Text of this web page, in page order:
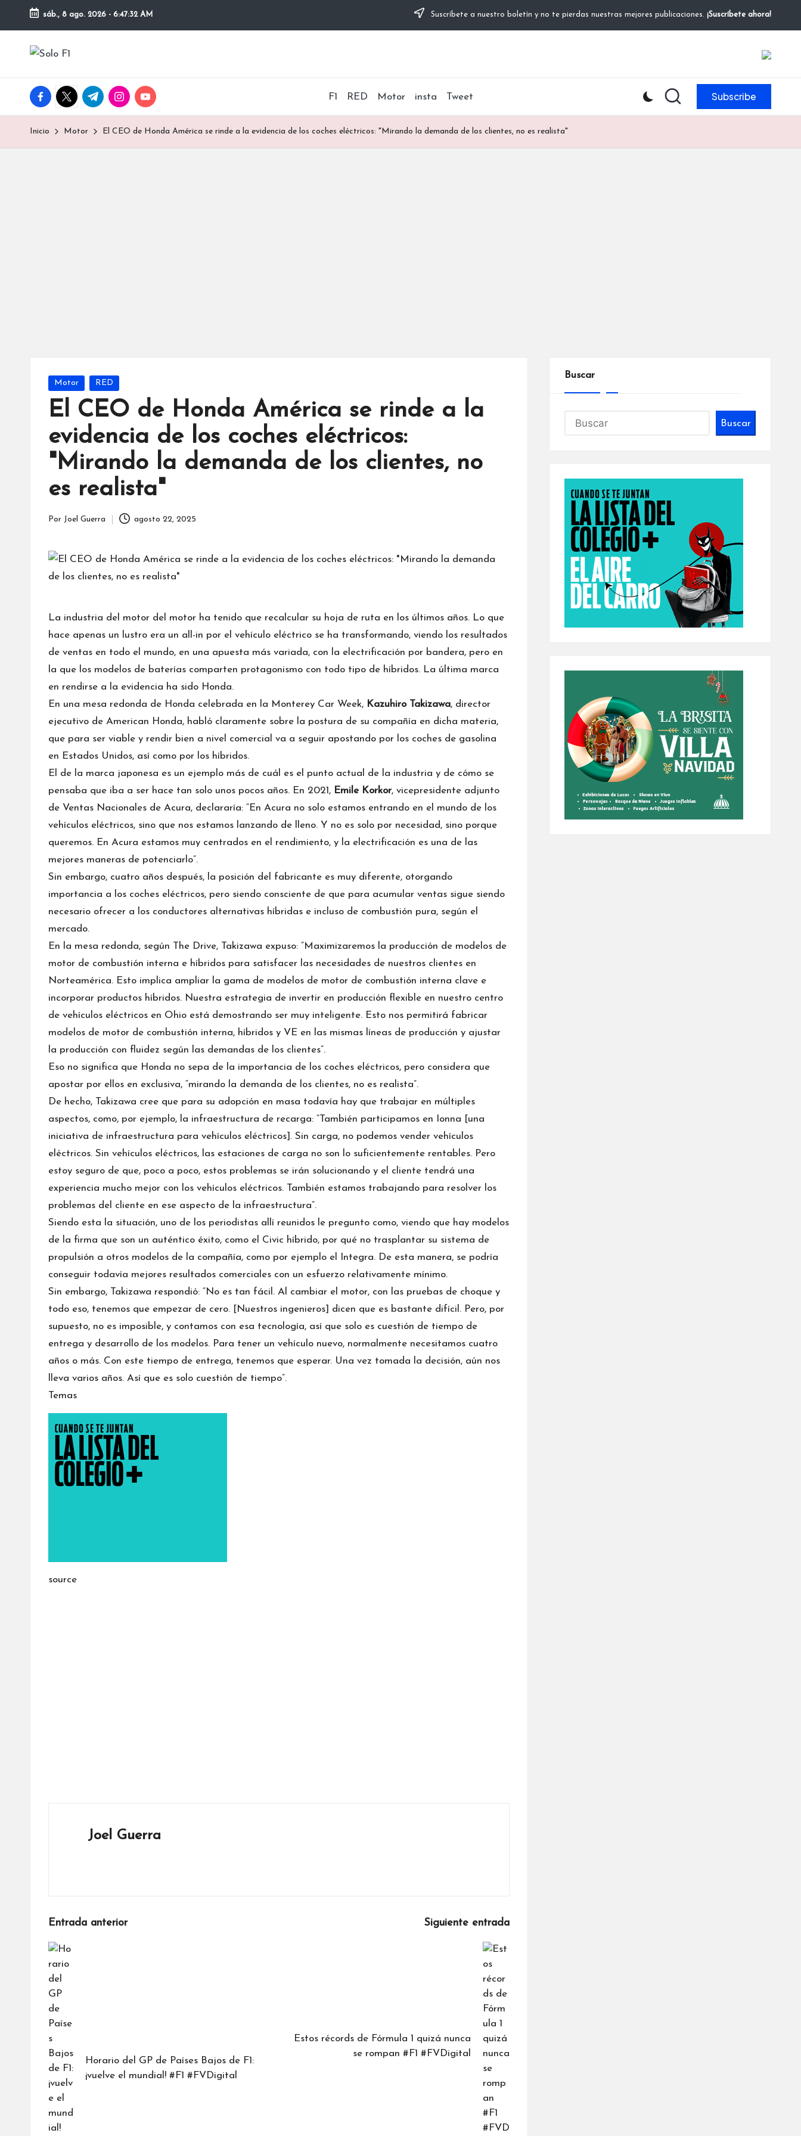
Saltar
sáb., 8 ago. 2026 - 6:47:33 AM Suscríbete a nuestro boletín y no te pierdas nuestras mejores publicaciones. ¡Suscríbete ahora!
S
o
l
o
Para
de
la
F1
facebook.com
twitter.com
t.me instagram.com
youtube.com F1 RED Motor insta Tweet Subscribe
Inicio Motor El CEO de Honda América se rinde a la evidencia de los coches eléctricos: "Mirando la demanda de los clientes, no es realista"
Publicada
en
Motor RED
El CEO de Honda América se rinde a la
evidencia de los coches eléctricos:
"Mirando la demanda de los clientes, no
es realista"
Por Joel Guerra agosto 22, 2025
La industria del motor del motor ha tenido que recalcular su hoja de ruta en los últimos años. Lo que
hace apenas un lustro era un all-in por el vehículo eléctrico se ha transformando, viendo los resultados
de ventas en todo el mundo, en una apuesta más variada, con la electrificación por bandera, pero en
la que los modelos de baterías comparten protagonismo con todo tipo de híbridos. La última marca
en rendirse a la evidencia ha sido Honda.
En una mesa redonda de Honda celebrada en la Monterey Car Week, Kazuhiro Takizawa, director
ejecutivo de American Honda, habló claramente sobre la postura de su compañía en dicha materia,
que para ser viable y rendir bien a nivel comercial va a seguir apostando por los coches de gasolina
en Estados Unidos, así como por los híbridos.
El de la marca japonesa es un ejemplo más de cuál es el punto actual de la industria y de cómo se
pensaba que iba a ser hace tan solo unos pocos años. En 2021, Emile Korkor, vicepresidente adjunto
de Ventas Nacionales de Acura, declararía: “En Acura no solo estamos entrando en el mundo de los
vehículos eléctricos, sino que nos estamos lanzando de lleno. Y no es solo por necesidad, sino porque
queremos. En Acura estamos muy centrados en el rendimiento, y la electrificación es una de las
mejores maneras de potenciarlo”.
Sin embargo, cuatro años después, la posición del fabricante es muy diferente, otorgando
importancia a los coches eléctricos, pero siendo consciente de que para acumular ventas sigue siendo
necesario ofrecer a los conductores alternativas híbridas e incluso de combustión pura, según el
mercado.
En la mesa redonda, según The Drive, Takizawa expuso: “Maximizaremos la producción de modelos de
motor de combustión interna e híbridos para satisfacer las necesidades de nuestros clientes en
Norteamérica. Esto implica ampliar la gama de modelos de motor de combustión interna clave e
incorporar productos híbridos. Nuestra estrategia de invertir en producción flexible en nuestro centro
de vehículos eléctricos en Ohio está demostrando ser muy inteligente. Esto nos permitirá fabricar
modelos de motor de combustión interna, híbridos y VE en las mismas líneas de producción y ajustar
la producción con fluidez según las demandas de los clientes”.
Eso no significa que Honda no sepa de la importancia de los coches eléctricos, pero considera que
apostar por ellos en exclusiva, “mirando la demanda de los clientes, no es realista”.
De hecho, Takizawa cree que para su adopción en masa todavía hay que trabajar en múltiples
aspectos, como, por ejemplo, la infraestructura de recarga: “También participamos en Ionna [una
iniciativa de infraestructura para vehículos eléctricos]. Sin carga, no podemos vender vehículos
eléctricos. Sin vehículos eléctricos, las estaciones de carga no son lo suficientemente rentables. Pero
estoy seguro de que, poco a poco, estos problemas se irán solucionando y el cliente tendrá una
experiencia mucho mejor con los vehículos eléctricos. También estamos trabajando para resolver los
problemas del cliente en ese aspecto de la infraestructura”.
Siendo esta la situación, uno de los periodistas allí reunidos le pregunto como, viendo que hay modelos
de la firma que son un auténtico éxito, como el Civic híbrido, por qué no trasplantar su sistema de
propulsión a otros modelos de la compañía, como por ejemplo el Integra. De esta manera, se podría
conseguir todavía mejores resultados comerciales con un esfuerzo relativamente mínimo.
Sin embargo, Takizawa respondió: “No es tan fácil. Al cambiar el motor, con las pruebas de choque y
todo eso, tenemos que empezar de cero. [Nuestros ingenieros] dicen que es bastante difícil. Pero, por
supuesto, no es imposible, y contamos con esa tecnología, así que solo es cuestión de tiempo de
entrega y desarrollo de los modelos. Para tener un vehículo nuevo, normalmente necesitamos cuatro
años o más. Con este tiempo de entrega, tenemos que esperar. Una vez tomada la decisión, aún nos
lleva varios años. Así que es solo cuestión de tiempo”.
Temas
source
Joel Guerra
Navegación
de
entradas
Entrada anterior
Horario del GP de Países Bajos de F1:
¡vuelve el mundial! #F1 #FVDigital
Siguiente entrada
Estos récords de Fórmula 1 quizá nunca
se rompan #F1 #FVDigital
Buscar
Buscar